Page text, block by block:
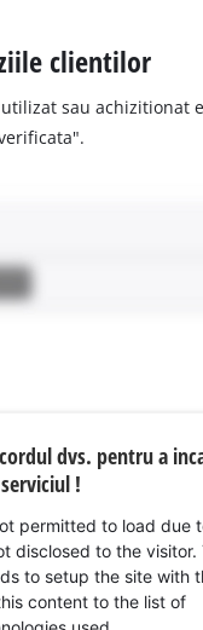
clientilor
sau
dvs. pentru a
serviciul !
permitted to load due
disclosed to the visitor.
to setup the site with
content to the list of